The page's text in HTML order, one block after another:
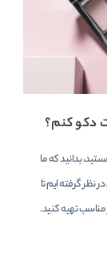
دکو کنم؟
بدانید که ما
نظر گرفته ایم تا
مناسب تهیه کنید.